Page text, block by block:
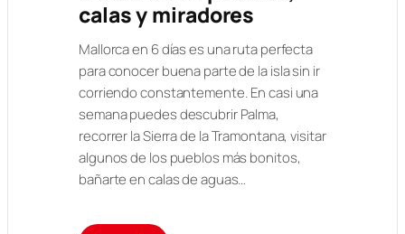
calas y miradores
Mallorca en 6 días es una ruta perfecta
para conocer buena parte de la isla sin ir
corriendo constantemente. En casi una
semana puedes descubrir Palma,
recorrer la Sierra de la Tramontana, visitar
algunos de los pueblos más bonitos,
bañarte en calas de aguas…